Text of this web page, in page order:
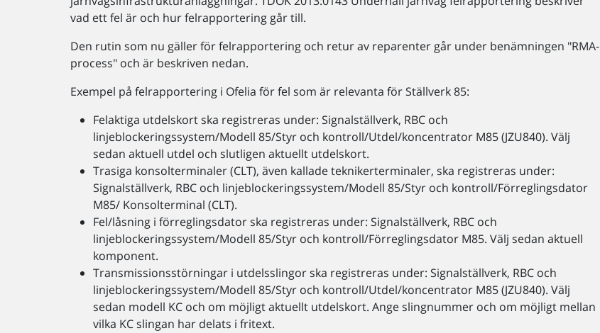
vad ett fel är och hur felrapportering går till.
Den rutin som nu gäller för felrapportering och retur av reparenter går under benämningen "RMA-
process" och är beskriven nedan.
Exempel på felrapportering i Ofelia för fel som är relevanta för Ställverk 85:
Felaktiga utdelskort ska registreras under: Signalställverk, RBC och
linjeblockeringssystem/Modell 85/Styr och kontroll/Utdel/koncentrator M85 (JZU840). Välj
sedan aktuell utdel och slutligen aktuellt utdelskort.
Trasiga konsolterminaler (CLT), även kallade teknikerterminaler, ska registreras under:
Signalställverk, RBC och linjeblockeringssystem/Modell 85/Styr och kontroll/Förreglingsdator
M85/ Konsolterminal (CLT).
Fel/låsning i förreglingsdator ska registreras under: Signalställverk, RBC och
linjeblockeringssystem/Modell 85/Styr och kontroll/Förreglingsdator M85. Välj sedan aktuell
komponent.
Transmissionsstörningar i utdelsslingor ska registreras under: Signalställverk, RBC och
linjeblockeringssystem/Modell 85/Styr och kontroll/Utdel/koncentrator M85 (JZU840). Välj
sedan modell KC och om möjligt aktuellt utdelskort. Ange slingnummer och om möjligt mellan
vilka KC slingan har delats i fritext.